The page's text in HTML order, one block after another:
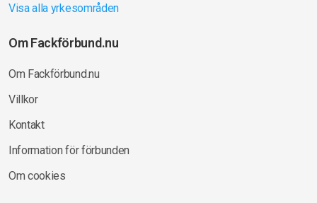
Visa alla yrkesområden
Om Fackförbund.nu
Om Fackförbund.nu
Villkor
Kontakt
Information för förbunden
Om cookies